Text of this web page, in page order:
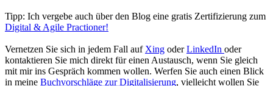
Tipp: Ich vergebe auch über den Blog eine gratis Zertifizierung zum
Digital & Agile Practioner!
Vernetzen Sie sich in jedem Fall auf Xing oderLinkedIn oder
kontaktieren Sie mich direkt für einen Austausch, wenn Sie gleich
mit mir ins Gespräch kommen wollen. Werfen Sie auch einen Blick
in meine Buchvorschläge zur Digitalisierung, vielleicht wollen Sie